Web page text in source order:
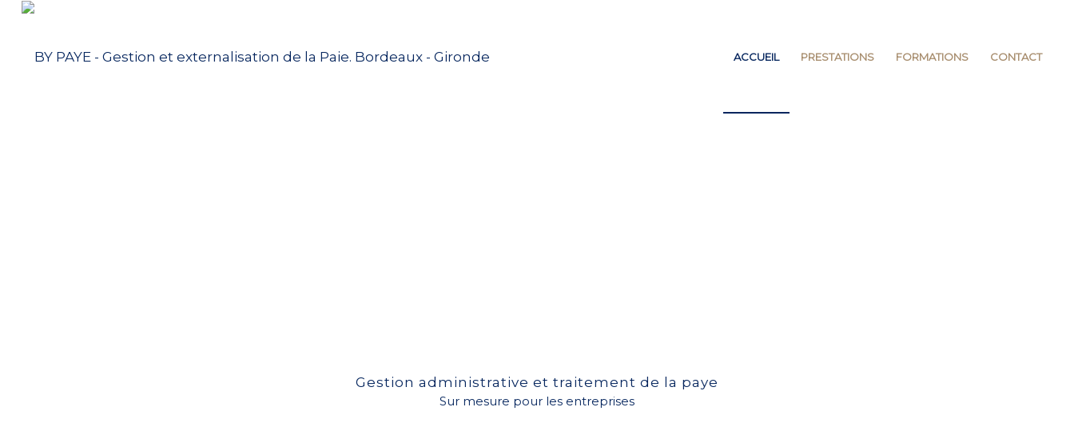
ACCUEIL PRESTATIONS FORMATIONS CONTACT
Gestion administrative et traitement de la paye
Sur mesure pour les entreprises